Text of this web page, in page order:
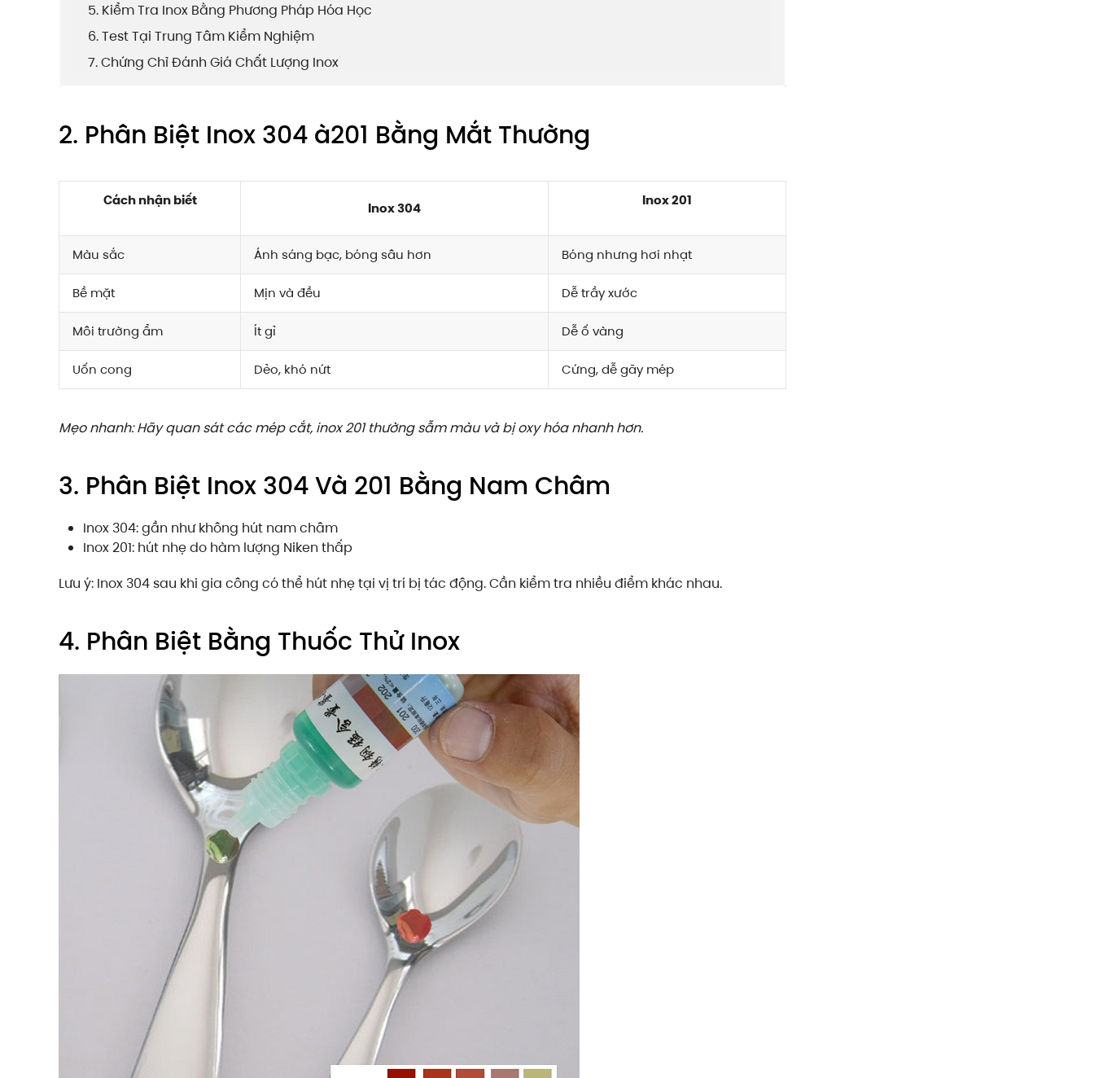
5. Kiểm Tra Inox Bằng Phương Pháp Hóa Học
6. Test Tại Trung Tâm Kiểm Nghiệm
7. Chứng Chỉ Đánh Giá Chất Lượng Inox
2. Phân Biệt Inox 304 à201 Bằng Mắt Thường
Cách nhận biết Inox 304 Inox 201
Màu sắc Ánh sáng bạc, bóng sâu hơn Bóng nhưng hơi nhạt
Bề mặt Mịn và đều Dễ trầy xước
Môi trường ẩm Ít gỉ Dễ ố vàng
Uốn cong Dẻo, khó nứt Cứng, dễ gãy mép
Mẹo nhanh: Hãy quan sát các mép cắt, inox 201 thường sẫm màu và bị oxy hóa nhanh hơn.
3. Phân Biệt Inox 304 Và 201 Bằng Nam Châm
Inox 304: gần như không hút nam châm
Inox 201: hút nhẹ do hàm lượng Niken thấp
Lưu ý: Inox 304 sau khi gia công có thể hút nhẹ tại vị trí bị tác động. Cần kiểm tra nhiều điểm khác nhau.
4. Phân Biệt Bằng Thuốc Thử Inox